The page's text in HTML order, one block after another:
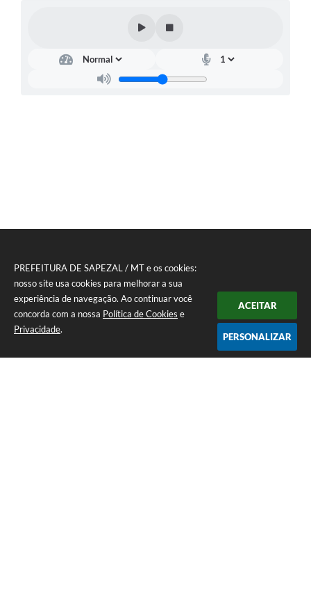
PREFEITURA DE SAPEZAL / MT e os cookies:
nosso site usa cookies para melhorar a sua
experiência de navegação. Ao continuar você
concorda com a nossa Política de Cookies e
Privacidade.
ACEITAR
PERSONALIZAR